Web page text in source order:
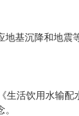
基沉降和地
活饮用水输配
念。